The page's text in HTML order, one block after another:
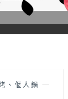
、個人鍋 —